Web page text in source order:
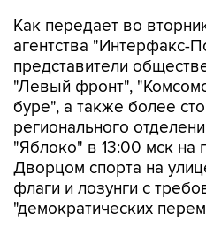
Как передает во
агентства "Интерфакс-
представители
"Левый фронт",
буре", а также более
регионального
"Яблоко" в 13:00 мск на
Дворцом спорта на
флаги и лозунги с
"демократических